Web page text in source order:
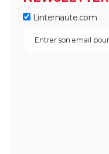
Linternaute.com